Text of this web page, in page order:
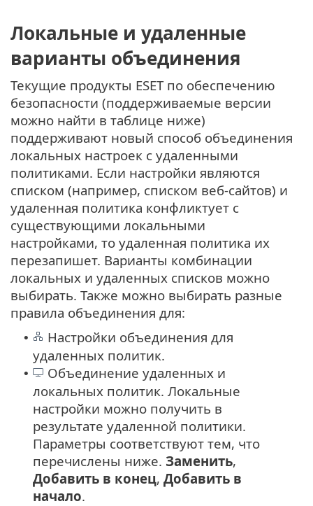
Локальные и удаленные
варианты объединения
Текущие продукты ESET по обеспечению
безопасности (поддерживаемые версии
можно найти в таблице ниже)
поддерживают новый способ объединения
локальных настроек с удаленными
политиками. Если настройки являются
списком (например, списком веб-сайтов) и
удаленная политика конфликтует с
существующими локальными
настройками, то удаленная политика их
перезапишет. Варианты комбинации
локальных и удаленных списков можно
выбирать. Также можно выбирать разные
правила объединения для:
•
Настройки объединения для
удаленных политик.
•
Объединение удаленных и
локальных политик. Локальные
настройки можно получить в
результате удаленной политики.
Параметры соответствуют тем, что
перечислены ниже. Заменить,
Добавить в конец, Добавить в
начало.